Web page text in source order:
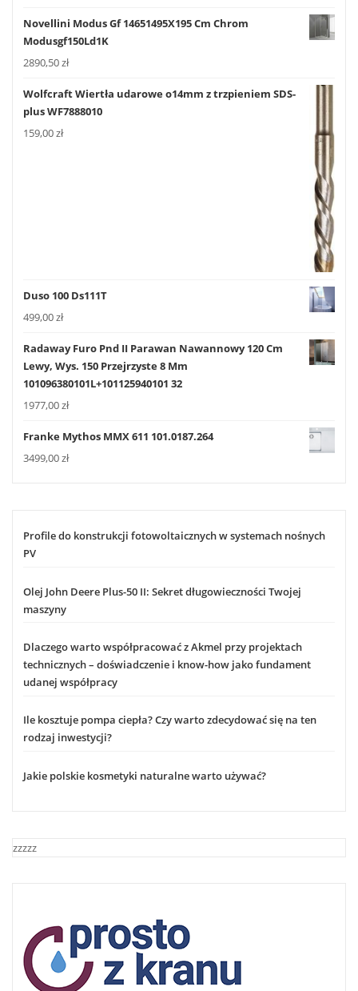
Novellini Modus Gf 14651495X195 Cm Chrom
Modusgf150Ld1K
2890,50zł
Wolfcraft Wiertła udarowe o14mm z trzpieniem SDS-
plus WF7888010
159,00zł
Duso 100 Ds111T
499,00zł
Radaway Furo Pnd II Parawan Nawannowy 120 Cm
Lewy, Wys. 150 Przejrzyste 8 Mm
101096380101L+101125940101 32
1977,00zł
Franke Mythos MMX 611 101.0187.264
3499,00zł
Profile do konstrukcji fotowoltaicznych w systemach nośnych
PV
Olej John Deere Plus-50 II: Sekret długowieczności Twojej
maszyny
Dlaczego warto współpracować z Akmel przy projektach
technicznych – doświadczenie i know-how jako fundament
udanej współpracy
Ile kosztuje pompa ciepła? Czy warto zdecydować się na ten
rodzaj inwestycji?
Jakie polskie kosmetyki naturalne warto używać?
zzzzz